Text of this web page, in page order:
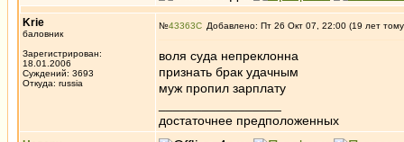
Krie
баловник
Зарегистрирован:
18.01.2006
Суждений: 3693
Откуда: russia
№43363 Добавлено: Пт 26 Окт 07, 22:00 (19 лет
воля суда непреклонна
признать брак удачным
муж пропил зарплату
достаточнее предположенных